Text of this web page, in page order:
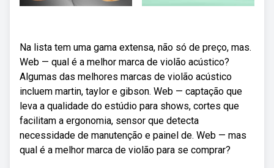
Na lista tem uma gama extensa, não só de preço, mas.
Web — qual é a melhor marca de violão acústico?
Algumas das melhores marcas de violão acústico
incluem martin, taylor e gibson. Web — captação que
leva a qualidade do estúdio para shows, cortes que
facilitam a ergonomia, sensor que detecta
necessidade de manutenção e painel de. Web — mas
qual é a melhor marca de violão para se comprar?